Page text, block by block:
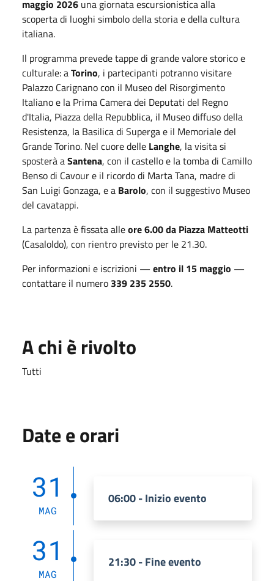
maggio 2026 una giornata escursionistica alla
scoperta di luoghi simbolo della storia e della cultura
italiana.
Il programma prevede tappe di grande valore storico e
culturale: aTorino, i partecipanti potranno visitare
Palazzo Carignano con il Museo del Risorgimento
Italiano e la Prima Camera dei Deputati del Regno
d'Italia, Piazza della Repubblica, il Museo diffuso della
Resistenza, la Basilica di Superga e il Memoriale del
Grande Torino. Nel cuore delle Langhe, la visita si
sposterà aSantena, con il castello e la tomba di Camillo
Benso di Cavour e il ricordo di Marta Tana, madre di
San Luigi Gonzaga, e a Barolo, con il suggestivo Museo
del cavatappi.
La partenza è fissata alleore 6.00 da Piazza Matteotti
(Casaloldo), con rientro previsto per le 21.30.
Per informazioni e iscrizioni — entro il 15 maggio —
contattare il numero 339 235 2550.
A chi è rivolto
Tutti
Date e orari
31
MAG
06:00 - Inizio evento
31
MAG
21:30 - Fine evento